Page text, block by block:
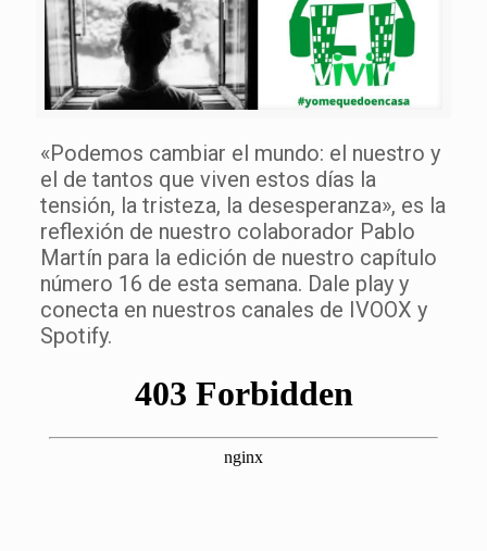
«Podemos cambiar el mundo: el nuestro y
el de tantos que viven estos días la
tensión, la tristeza, la desesperanza», es la
reflexión de nuestro colaborador Pablo
Martín para la edición de nuestro capítulo
número 16 de esta semana. Dale play y
conecta en nuestros canales de IVOOX y
Spotify.